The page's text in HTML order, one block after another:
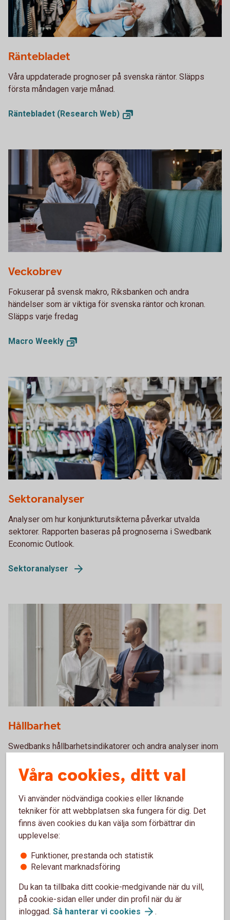
Räntebladet
Våra uppdaterade prognoser på svenska räntor. Släpps
första måndagen varje månad.
Räntebladet (Research Web)
Veckobrev
Fokuserar på svensk makro, Riksbanken och andra
händelser som är viktiga för svenska räntor och kronan.
Släpps varje fredag
Macro Weekly
Sektoranalyser
Analyser om hur konjunkturutsikterna påverkar utvalda
sektorer. Rapporten baseras på prognoserna i Swedbank
Economic Outlook.
Sektoranalyser
Hållbarhet
Swedbanks hållbarhetsindikatorer och andra analyser inom
Hållbarhetsanalyser
Våra cookies, ditt val
Vi använder nödvändiga cookies eller liknande
tekniker för att webbplatsen ska fungera för dig. Det
finns även cookies du kan välja som förbättrar din
upplevelse:
Funktioner, prestanda och statistik
Relevant marknadsföring
Du kan ta tillbaka ditt cookie-medgivande när du vill,
på cookie-sidan eller under din profil när du är
inloggad. Så hanterar vi cookies .